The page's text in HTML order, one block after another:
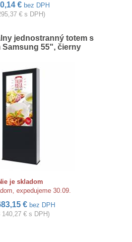
€ bez DPH
€ s DPH)
jednostranný totem s
55", čierny
je skladom
expedujeme 30.09.
€ bez DPH
140,27 € s DPH)